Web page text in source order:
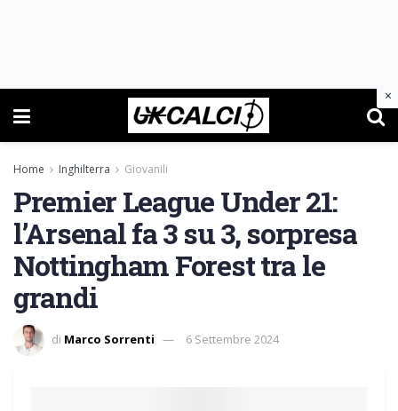
Home Inghilterra Giovanili
Premier League Under 21:
l’Arsenal fa 3 su 3, sorpresa
Nottingham Forest tra le
grandi
di Marco Sorrenti 6 Settembre 2024
×